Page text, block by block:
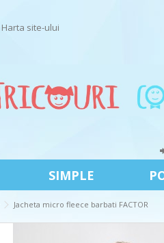
Harta site-ului
SIMPLE
Jacheta micro fleece barbati FACTOR